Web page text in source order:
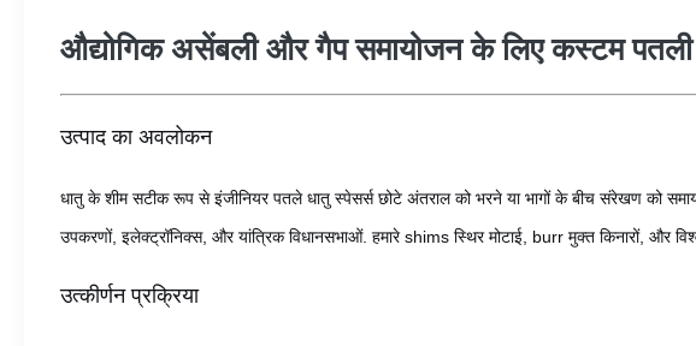
औद्योगिक असेंबली और गैप समायोजन के लिए कस्टम
उत्पाद का अवलोकन
धातु के शीम सटीक रूप से इंजीनियर पतले धातु स्पेसर्स छोटे अंतराल को भरने या भागों के बीच संरेखण को
उपकरणों, इलेक्ट्रॉनिक्स, और यांत्रिक विधानसभाओं. हमारे shims स्थिर मोटाई, burr मुक्त किनारों, और
उत्कीर्णन प्रक्रिया